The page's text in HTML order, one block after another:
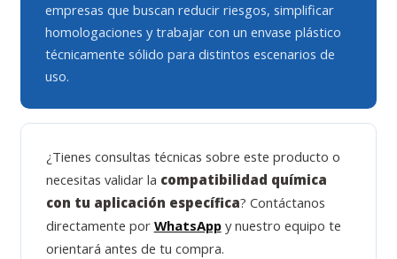
empresas que buscan reducir riesgos, simplificar
homologaciones y trabajar con un envase plástico
técnicamente sólido para distintos escenarios de
uso.
¿Tienes consultas técnicas sobre este producto o
necesitas validar la compatibilidad química
con tu aplicación específica? Contáctanos
directamente por WhatsAppy nuestro equipo te
orientará antes de tu compra.